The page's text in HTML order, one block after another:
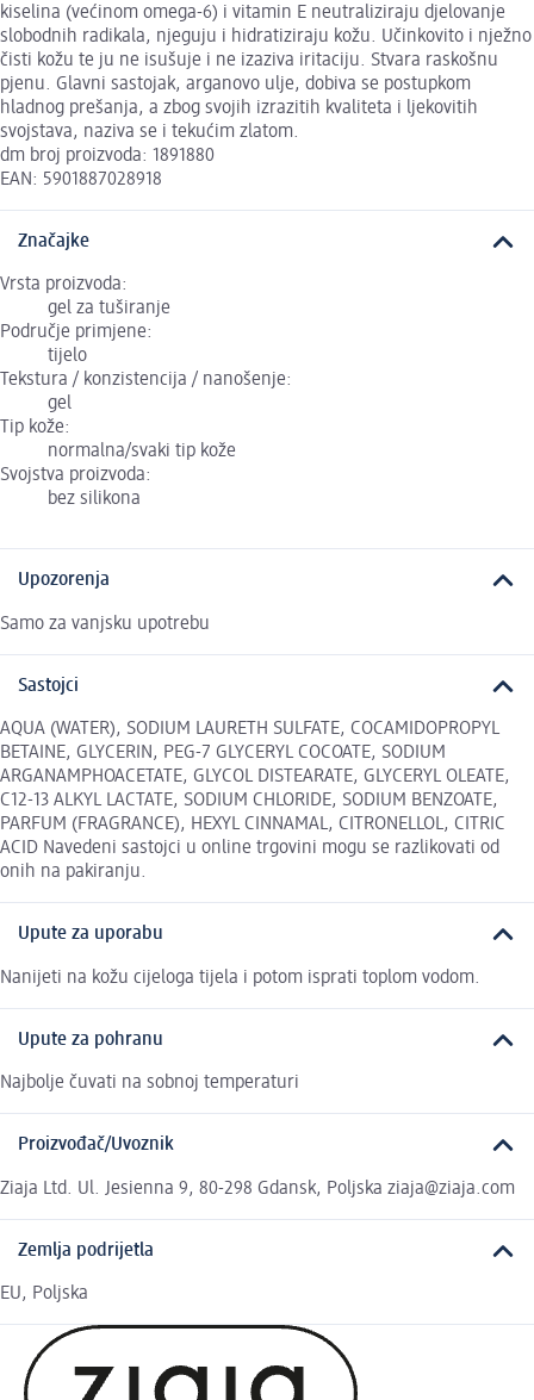
kiselina (većinom omega-6) i vitamin E neutraliziraju djelovanje
slobodnih radikala, njeguju i hidratiziraju kožu. Učinkovito i nježno
čisti kožu te ju ne isušuje i ne izaziva iritaciju. Stvara raskošnu
pjenu. Glavni sastojak, arganovo ulje, dobiva se postupkom
hladnog prešanja, a zbog svojih izrazitih kvaliteta i ljekovitih
svojstava, naziva se i tekućim zlatom.
dm broj proizvoda: 1891880
EAN: 5901887028918
Značajke
Vrsta proizvoda:
gel za tuširanje
Područje primjene:
tijelo
Tekstura / konzistencija / nanošenje:
gel
Tip kože:
normalna/svaki tip kože
Svojstva proizvoda:
bez silikona
Upozorenja
Samo za vanjsku upotrebu
Sastojci
AQUA (WATER), SODIUM LAURETH SULFATE, COCAMIDOPROPYL
BETAINE, GLYCERIN, PEG-7 GLYCERYL COCOATE, SODIUM
ARGANAMPHOACETATE, GLYCOL DISTEARATE, GLYCERYL OLEATE,
C12-13 ALKYL LACTATE, SODIUM CHLORIDE, SODIUM BENZOATE,
PARFUM (FRAGRANCE), HEXYL CINNAMAL, CITRONELLOL, CITRIC
ACID Navedeni sastojci u online trgovini mogu se razlikovati od
onih na pakiranju.
Upute za uporabu
Nanijeti na kožu cijeloga tijela i potom isprati toplom vodom.
Upute za pohranu
Najbolje čuvati na sobnoj temperaturi
Proizvođač/Uvoznik
Ziaja Ltd. Ul. Jesienna 9, 80-298 Gdansk, Poljska ziaja@ziaja.com
Zemlja podrijetla
EU, Poljska